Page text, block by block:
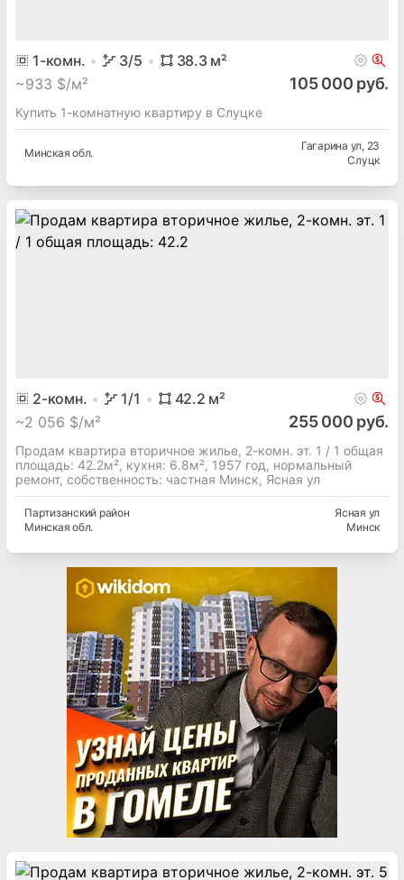
1-комн. 3/5 38.3м²
~933 $/м² 105 000 руб.
Купить 1-комнатную квартиру в Слуцке
Минская обл.
Гагарина ул, 23
Слуцк
2-комн. 1/1 42.2 м²
~2 056 $/м² 255 000 руб.
Продам квартира вторичное жилье, 2-комн. эт. 1 / 1 общая
площадь: 42.2м², кухня: 6.8м², 1957 год, нормальный
ремонт, собственность: частная Минск, Ясная ул
Партизанский район
Минская обл.
Ясная ул
Минск